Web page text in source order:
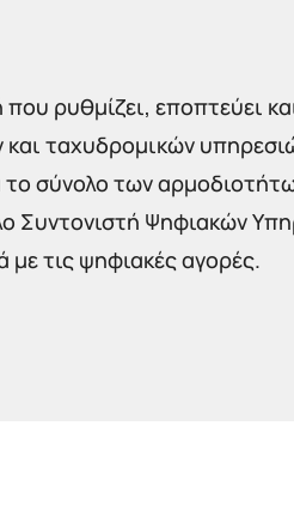
ρυθμίζει, εποπτεύει
και ταχυδρομικών
το σύνολο των
Συντονιστή Ψηφιακών
με τις ψηφιακές αγορές.